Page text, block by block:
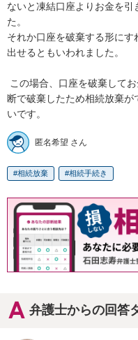
ないと凍結口座よりお金を
た。
それか口座を破棄する形にす
出せるともいわれました。
断で破棄したため相続放棄
いです。
匿名希望 さん
相続放棄 相続手続き
弁護士からの回答